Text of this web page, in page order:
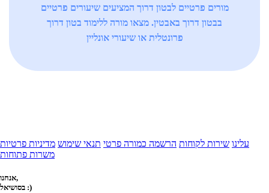
מורים פרטיים לבטון דרוך המציעים שיעורים פרטיים
בבטון דרוך באבטין. מצאו מורה ללימוד בטון דרוך
פרונטלית או שיעורי אונליין
עלינו שירות לקוחות הרשמה כמורה פרטי תנאי שימוש מדיניות פרטיות
משרות פתוחות
אנחנו,
בסושיאל :)